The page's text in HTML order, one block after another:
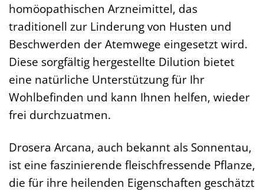
homöopathischen Arzneimittel, das
traditionell zur Linderung von Husten und
Beschwerden der Atemwege eingesetzt wird.
Diese sorgfältig hergestellte Dilution bietet
eine natürliche Unterstützung für Ihr
Wohlbefinden und kann Ihnen helfen, wieder
frei durchzuatmen.
Drosera Arcana, auch bekannt als Sonnentau,
ist eine faszinierende fleischfressende Pflanze,
die für ihre heilenden Eigenschaften geschätzt